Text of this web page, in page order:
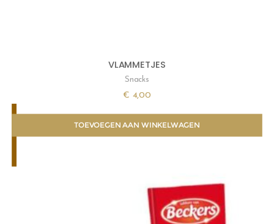
VLAMMETJES
Snacks
€ 4,00
TOEVOEGEN AAN WINKELWAGEN